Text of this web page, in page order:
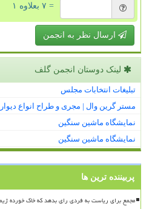
= ۷ بعلاوه ۱
ارسال نظر به انجمن
لینک دوستان انجمن گلف
تبلیغات انتخابات مجلس
مستر گرین وال | مجری و طراح انواع
نمایشگاه ماشین سنگین
نمایشگاه ماشین سنگین
پربیننده ترین ها
مجمع برای ریاست به فردی رای بدهد که خاک خورده